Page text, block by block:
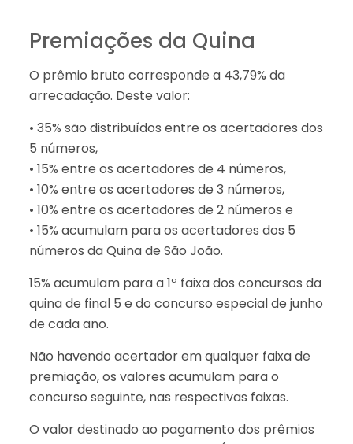
Premiações da Quina
O prêmio bruto corresponde a 43,79% da
arrecadação. Deste valor:
• 35% são distribuídos entre os acertadores dos
5 números,
• 15% entre os acertadores de 4 números,
• 10% entre os acertadores de 3 números,
• 10% entre os acertadores de 2 números e
• 15% acumulam para os acertadores dos 5
números da Quina de São João.
15% acumulam para a 1ª faixa dos concursos da
quina de final 5 e do concurso especial de junho
de cada ano.
Não havendo acertador em qualquer faixa de
premiação, os valores acumulam para o
concurso seguinte, nas respectivas faixas.
O valor destinado ao pagamento dos prêmios